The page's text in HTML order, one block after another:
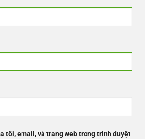
tôi, email, và trang web trong trình duyệt